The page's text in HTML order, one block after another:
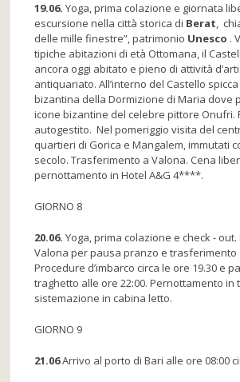
19.06.Yoga, prima colazione e giornata
escursione nella città storica di Berat,
delle mille finestre”, patrimonio Unesco .
tipiche abitazioni di età Ottomana, il
ancora oggi abitato e pieno di attività
antiquariato. All’interno del Castello
bizantina della Dormizione di Maria dove
icone bizantine del celebre pittore Onufri.
autogestito. Nel pomeriggio visita del
quartieri di Gorica e Mangalem, immutati
secolo. Trasferimento a Valona. Cena
pernottamento in Hotel A&G 4****.
GIORNO 8
20.06. Yoga, prima colazione e check -
Valona per pausa pranzo e trasferimento
Procedure d’imbarco circa le ore 19.30 e
traghetto alle ore 22:00. Pernottamento in
sistemazione in cabina letto.
GIORNO 9
21.06Arrivo al porto di Bari alle ore 08:00